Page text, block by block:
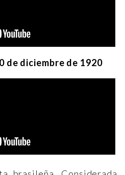
de diciembre de 1920